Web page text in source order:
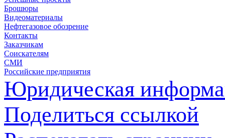
Брошюры
Видеоматериалы
Нефтегазовое обозрение
Контакты
Заказчикам
Соискателям
СМИ
Российские предприятия
Юридическая
Поделиться ссылкой